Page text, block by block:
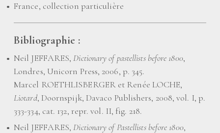
France, collection particulière
Bibliographie :
Neil JEFFARES,Dictionary of pastellists before 1800,
Londres, Unicorn Press, 2006, p. 345.
Marcel ROETHLISBERGER et Renée LOCHE,
Liotard, Doornspijk, Davaco Publishers, 2008, vol. I, p.
333-334, cat. 132, repr. vol. II, fig. 218.
Neil JEFFARES,Dictionary of Pastellists before 1800,